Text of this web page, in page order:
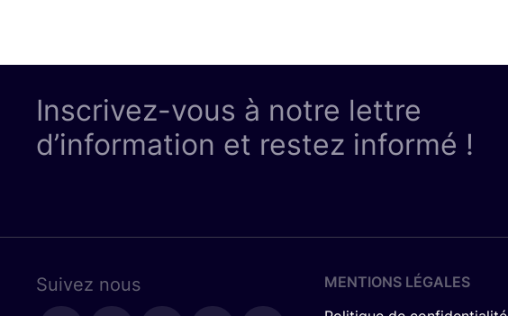
Inscrivez-vous à notre lettre
d’information et restez informé !
Suivez nous
MENTIONS LÉGALES